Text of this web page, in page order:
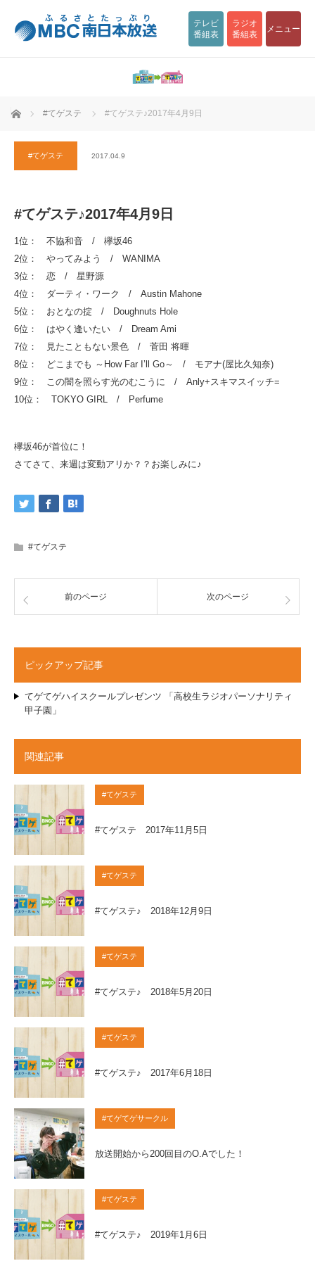
テレビ
番組表
ラジオ
番組表
メニュー
ホーム #てゲステ #てゲステ♪2017年4月9日
#てゲステ 2017.04.9
#てゲステ♪2017年4月9日
1位： 不協和音 / 欅坂46
2位： やってみよう / WANIMA
3位： 恋 / 星野源
4位： ダーティ・ワーク / Austin Mahone
5位： おとなの掟 / Doughnuts Hole
6位： はやく逢いたい / Dream Ami
7位： 見たこともない景色 / 菅田 将暉
8位： どこまでも ～How Far I’ll Go～ / モアナ(屋比久知奈)
9位： この闇を照らす光のむこうに / Anly+スキマスイッチ=
10位： TOKYO GIRL / Perfume
欅坂46が首位に！
さてさて、来週は変動アリか？？お楽しみに♪
#てゲステ
前のページ 次のページ
ピックアップ記事
てゲてゲハイスクールプレゼンツ 「高校生ラジオパーソナリティ
甲子園」
関連記事
#てゲステ
#てゲステ 2017年11月5日
#てゲステ
#てゲステ♪ 2018年12月9日
#てゲステ
#てゲステ♪ 2018年5月20日
#てゲステ
#てゲステ♪ 2017年6月18日
#てゲてゲサークル
放送開始から200回目のO.Aでした！
#てゲステ
#てゲステ♪ 2019年1月6日